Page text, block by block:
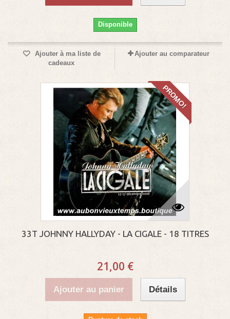
Disponible
Ajouter à ma liste de
cadeaux
Ajouter au comparateur
PROMO!
33T JOHNNY HALLYDAY - LA CIGALE - 18 TITRES
21,00 €
Ajouter au panier Détails